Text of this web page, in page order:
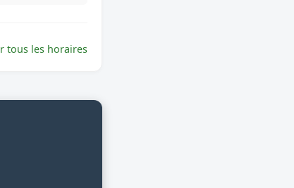
tous les horaires